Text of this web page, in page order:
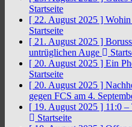
Startseite
[ 22. August 2025 ] Wohin
Startseite
[ 21. August 2025 ]
untrüglichen Auge
[ 20. August 2025 ] Ein
Startseite
[ 20. August 2025 ]
gegen FCS am 4.
[ 19. August 2025 ] 11:0 –
Startseite